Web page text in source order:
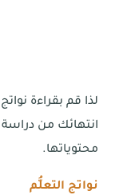
لذا قم بقراءة
انتهائك من
محتوياتها.
نواتج التعلُّم